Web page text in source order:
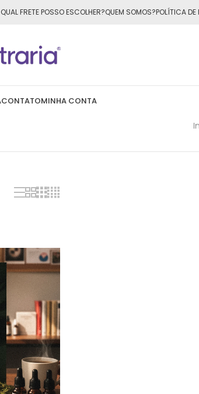
todo o Brasil nas compras acima de
QUAL FRETE POSSO ESCOLHER?QUEM SOMOS?POLÍTICA DE
CONTATOMINHA CONTA